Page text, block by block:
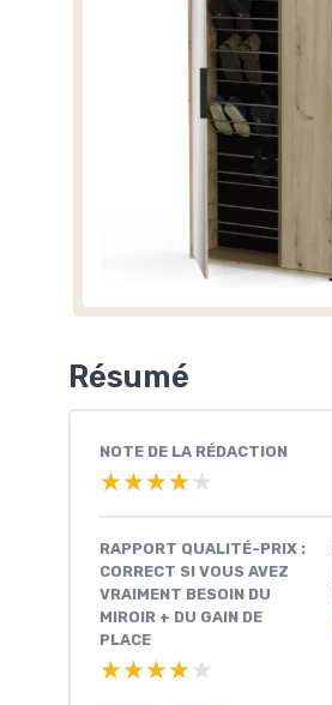
Résumé
NOTE DE LA RÉDACTION
★★★★★
★★★★★
RAPPORT QUALITÉ-PRIX :
CORRECT SI VOUS AVEZ
VRAIMENT BESOIN DU
MIROIR + DU GAIN DE
PLACE
★★★★★
★★★★★